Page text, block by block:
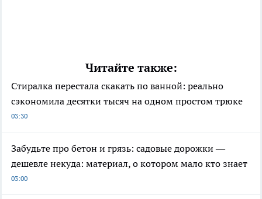
Читайте также:
Стиралка перестала скакать по ванной: реально
сэкономила десятки тысяч на одном простом трюке
03:30
Забудьте про бетон и грязь: садовые дорожки —
дешевле некуда: материал, о котором мало кто знает
03:00